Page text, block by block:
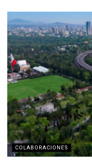
COLABORACIONES